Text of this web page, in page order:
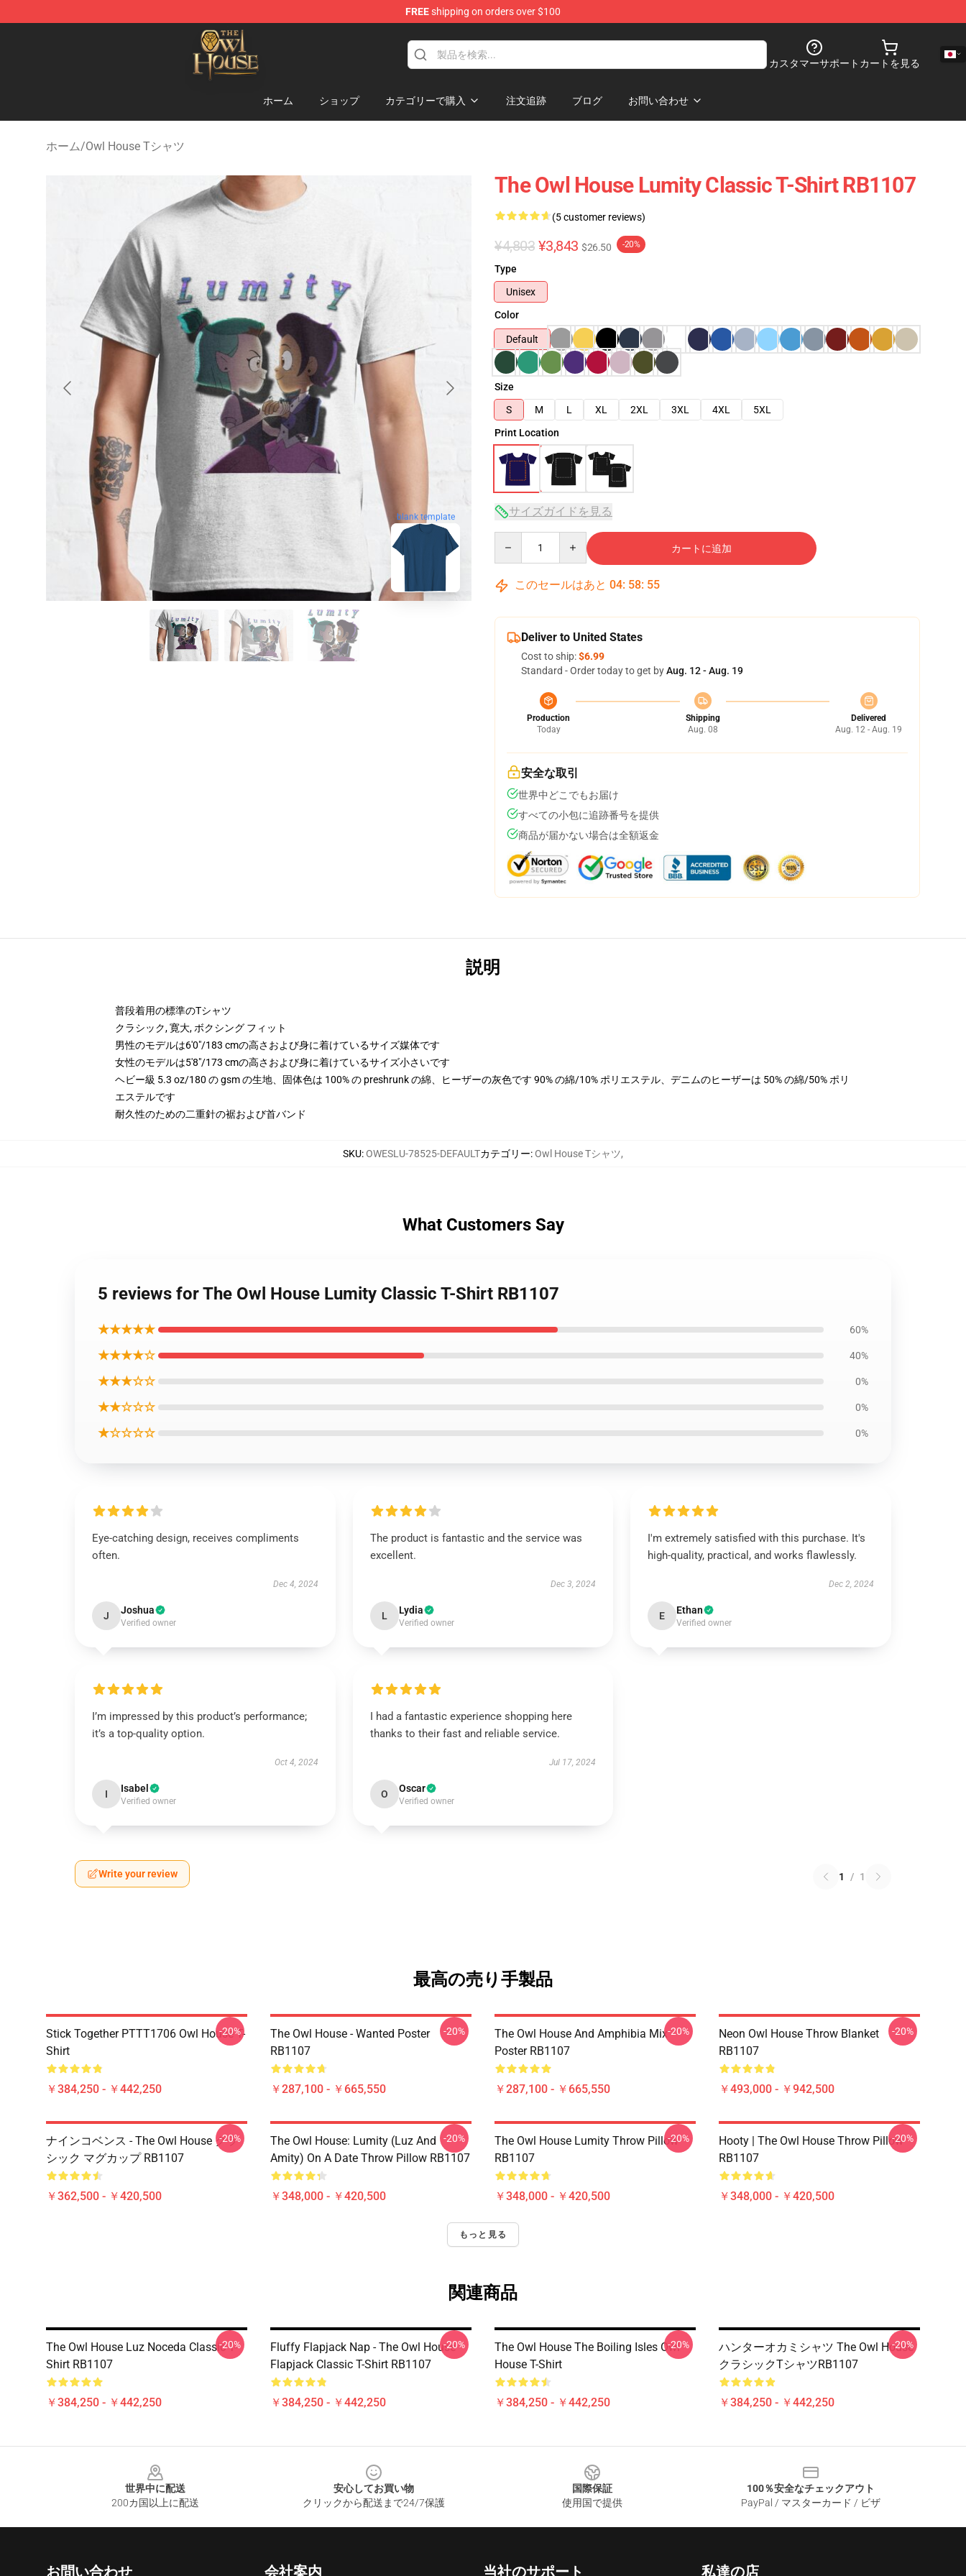
FREEshipping on orders over $100
The Owl House Store - Official The Owl House Merchandise Shop
カスタマーサポート カートを見る
ホーム ショップ カテゴリーで購入 注文追跡 ブログ お問い合わせ
ホーム/Owl House Tシャツ
blank template
The Owl House Lumity Classic T-Shirt RB1107
(5 customer reviews)
¥4,803 ¥3,843 $26.50 -20%
Type
Unisex
Color
Default
Size
S
M L XL 2XL 3XL 4XL
5XL
Print Location
サイズガイドを見る
カートに追加
このセールはあと 04: 58: 54
Deliver to United States
Cost to ship:$6.99
Standard - Order today to get byAug. 12 - Aug. 19
Production
Today
Shipping
Aug. 08
Delivered
Aug. 12 - Aug. 19
安全な取引
世界中どこでもお届け
すべての小包に追跡番号を提供
商品が届かない場合は全額返金
説明
普段着用の標準のTシャツ
クラシック, 寛大, ボクシング フィット
男性のモデルは6'0"/183 cmの高さおよび身に着けているサイズ媒体です
女性のモデルは5'8"/173 cmの高さおよび身に着けているサイズ小さいです
ヘビー級 5.3 oz/180 の gsm の生地、固体色は 100% の preshrunk の綿、ヒーザーの灰色です 90% の綿/10% ポリエステル、デニムのヒーザーは 50% の綿/50% ポリ
エステルです
耐久性のための二重針の裾および首バンド
SKU:OWESLU-78525-DEFAULTカテゴリー:Owl House Tシャツ,
What Customers Say
5 reviews for The Owl House Lumity Classic T-Shirt RB1107
★★★★★ 60%
★★★★☆ 40%
★★★☆☆ 0%
★★☆☆☆ 0%
★☆☆☆☆ 0%
Eye-catching design, receives compliments
often.
Dec 4, 2024
J Joshua
Verified owner
The product is fantastic and the service was
excellent.
Dec 3, 2024
L Lydia
Verified owner
I'm extremely satisfied with this purchase. It's
high-quality, practical, and works flawlessly.
Dec 2, 2024
E Ethan
Verified owner
I’m impressed by this product’s performance;
it’s a top-quality option.
Oct 4, 2024
I Isabel
Verified owner
I had a fantastic experience shopping here
thanks to their fast and reliable service.
Jul 17, 2024
O Oscar
Verified owner
Write your review 1 / 1
最高の売り手製品
Stick Together PTTT1706 Owl House T-
Shirt
￥384,250 - ￥442,250
-20%
The Owl House - Wanted Poster
RB1107
￥287,100 - ￥665,550
-20%
The Owl House And Amphibia Mix
Poster RB1107
￥287,100 - ￥665,550
-20%
Neon Owl House Throw Blanket
RB1107
￥493,000 - ￥942,500
-20%
ナインコベンス - The Owl House クラ
シック マグカップ RB1107
￥362,500 - ￥420,500
-20%
The Owl House: Lumity (Luz And
Amity) On A Date Throw Pillow RB1107
￥348,000 - ￥420,500
-20%
The Owl House Lumity Throw Pillow
RB1107
￥348,000 - ￥420,500
-20%
Hooty | The Owl House Throw Pillow
RB1107
￥348,000 - ￥420,500
-20%
もっと見る
関連商品
The Owl House Luz Noceda Classic T-
Shirt RB1107
￥384,250 - ￥442,250
-20%
Fluffy Flapjack Nap - The Owl House
Flapjack Classic T-Shirt RB1107
￥384,250 - ￥442,250
-20%
The Owl House The Boiling Isles Owl
House T-Shirt
￥384,250 - ￥442,250
-20%
ハンターオカミシャツ The Owl House
クラシックTシャツRB1107
￥384,250 - ￥442,250
-20%
世界中に配送
200カ国以上に配送
安心してお買い物
クリックから配送まで24/7保護
国際保証
使用国で提供
100％安全なチェックアウト
PayPal / マスターカード / ビザ
お問い合わせ 会社案内 当社のサポート 私達の店